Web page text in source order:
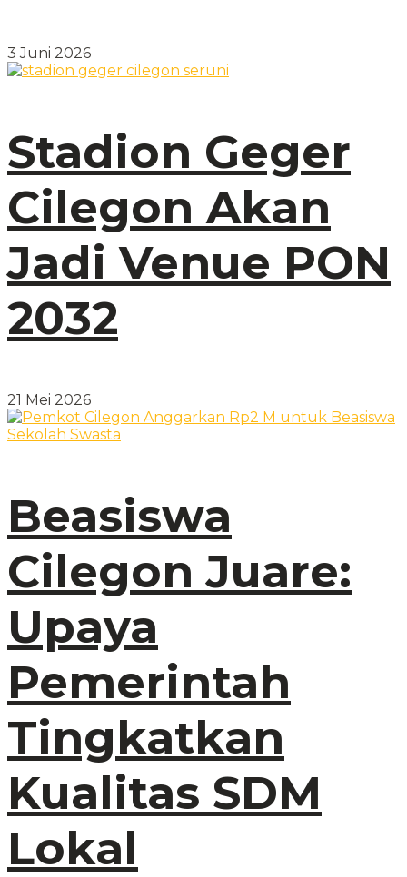
3 Juni 2026
Stadion Geger
Cilegon Akan
Jadi Venue PON
2032
21 Mei 2026
Beasiswa
Cilegon Juare:
Upaya
Pemerintah
Tingkatkan
Kualitas SDM
Lokal